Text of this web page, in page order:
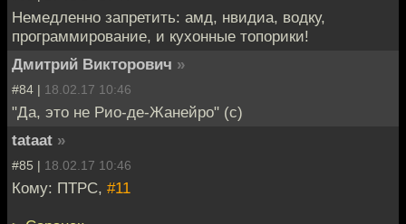
Немедленно запретить: амд, нвидиа, водку,
программирование, и кухонные топорики!
Дмитрий Викторович »
#84 | 18.02.17 10:46
"Да, это не Рио-де-Жанейро" (с)
tataat »
#85 | 18.02.17 10:46
Кому: ПТРС, #11